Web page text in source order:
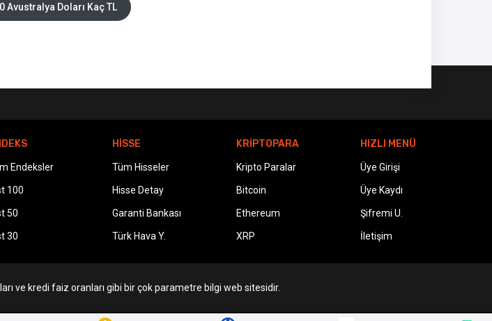
Avustralya Doları Kaç TL
Endeksler
100
50
30
HİSSE
Tüm Hisseler
Hisse Detay
Garanti Bankası
Türk Hava Y.
KRİPTOPARA
Kripto Paralar
Bitcoin
Ethereum
XRP
HIZLI MENÜ
Üye Girişi
Üye Kaydı
Şifremi U.
İletişim
ve kredi faiz oranları gibi bir çok parametre bilgi web sitesidir.